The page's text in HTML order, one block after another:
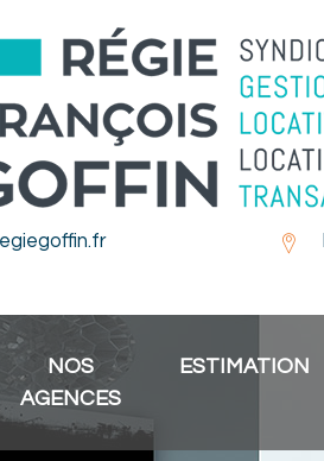
NOS
AGENCES
ESTIMATION